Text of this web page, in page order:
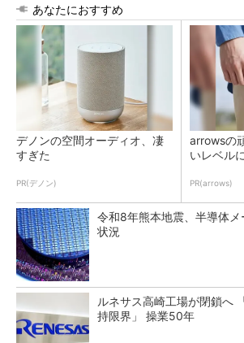
あなたにおすすめ
デノンの空間オーディオ、凄
すぎた
PR(デノン)
arrowsの
いレベルに
PR(arrows)
令和8年熊本地震、半導体
状況
ルネサス高崎工場が閉鎖へ
持限界」 操業50年